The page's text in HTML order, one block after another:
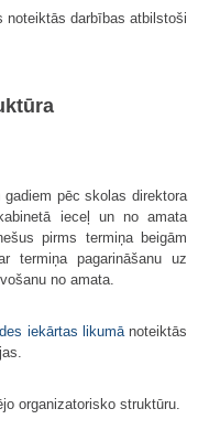
darbības atbilstoši
pēc skolas direktora
ieceļ un no amata
pirms termiņa beigām
termiņa pagarināšanu uz
no amata.
iekārtas likumānoteiktās
organizatorisko struktūru.